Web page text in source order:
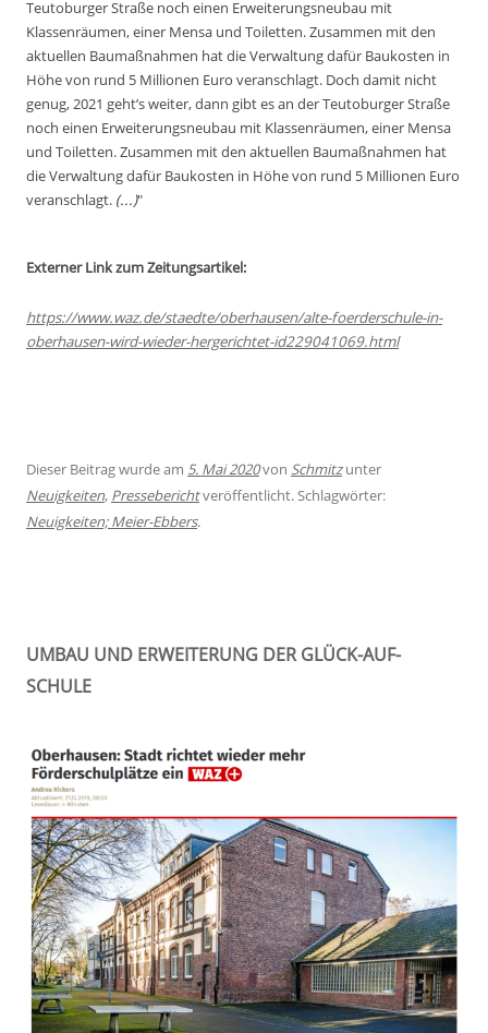
Teutoburger Straße noch einen Erweiterungsneubau mit
Klassenräumen, einer Mensa und Toiletten. Zusammen mit den
aktuellen Baumaßnahmen hat die Verwaltung dafür Baukosten in
Höhe von rund 5 Millionen Euro veranschlagt. Doch damit nicht
genug, 2021 geht’s weiter, dann gibt es an der Teutoburger Straße
noch einen Erweiterungsneubau mit Klassenräumen, einer Mensa
und Toiletten. Zusammen mit den aktuellen Baumaßnahmen hat
die Verwaltung dafür Baukosten in Höhe von rund 5 Millionen Euro
veranschlagt. (...)"
Externer Link zum Zeitungsartikel:
https://www.waz.de/staedte/oberhausen/alte-foerderschule-in-
oberhausen-wird-wieder-hergerichtet-id229041069.html
Dieser Beitrag wurde am 5. Mai 2020von Schmitzunter
Neuigkeiten, Presseberichtveröffentlicht. Schlagwörter:
Neuigkeiten; Meier-Ebbers.
UMBAU UND ERWEITERUNG DER GLÜCK-AUF-
SCHULE